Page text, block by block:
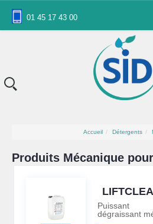
01 45 17 43 00
Accueil Détergents
Produits Mécanique
Puissant
dégraissant